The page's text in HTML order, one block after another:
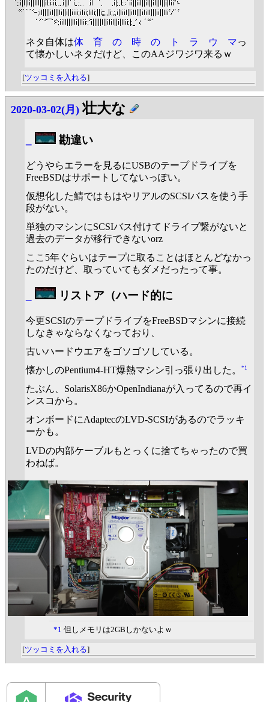
ネタ自体は体 育 の 時 の ト ラ ウ マっ
て懐かしいネタだけど、このAAジワジワ来るｗ
[ツッコミを入れる]
2020-03-02(月) 壮大な
勘違い
どうやらエラーを見るにUSBのテープドライブを
FreeBSDはサポートしてないっぽい。
仮想化した鯖ではもはやリアルのSCSIバスを使う手
段がない。
単独のマシンにSCSIバス付けてドライブ繋がないと
過去のデータが移行できないorz
ここ5年ぐらいはテープに取ることはほとんどなかっ
たのだけど、取っていてもダメだったって事。
リストア（ハード的に
今更SCSIのテープドライブをFreeBSDマシンに接続
しなきゃならなくなっており、
古いハードウエアをゴソゴソしている。
懐かしのPentium4-HT爆熱マシン引っ張り出した。
*1
たぶん、SolarisX86かOpenIndianaが入ってるので再イ
ンスコから。
オンボードにAdaptecのLVD-SCSIがあるのでラッキ
ーかも。
LVDの内部ケーブルもとっくに捨てちゃったので買
わねば。
*1 但しメモリは2GBしかないよｗ
[ツッコミを入れる]